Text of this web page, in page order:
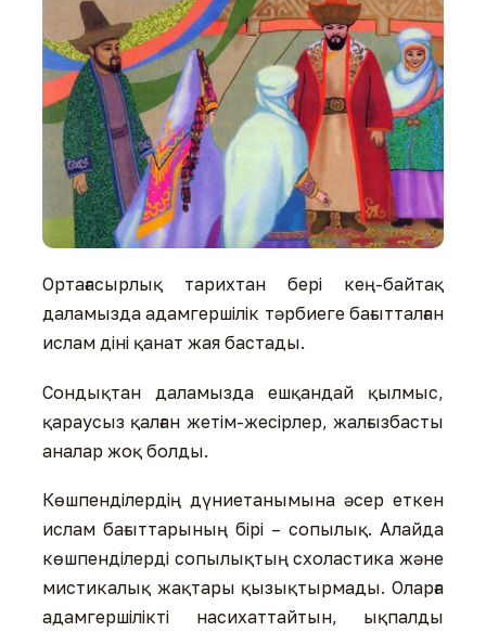
Ортағасырлық тарихтан бері кең-байтақ
даламызда адамгершілік тәрбиеге бағытталған
ислам діні қанат жая бастады.
Сондықтан даламызда ешқандай қылмыс,
қараусыз қалған жетім-жесірлер, жалғызбасты
аналар жоқ болды.
Көшпенділердің дүниетанымына әсер еткен
ислам бағыттарының бірі – сопылық. Алайда
көшпенділерді сопылықтың схоластика және
мистикалық жақтары қызықтырмады. Оларға
адамгершілікті насихаттайтын, ықпалды